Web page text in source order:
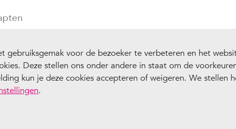
gebruiksgemak voor de bezoeker te verbeteren en het
Deze stellen ons onder andere in staat om de
kun je deze cookies accepteren of weigeren. We stellen
.